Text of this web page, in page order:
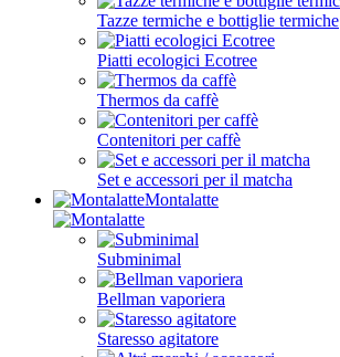
Tazze termiche e bottiglie termiche
Piatti ecologici Ecotree
Thermos da caffè
Contenitori per caffè
Set e accessori per il matcha
Montalatte
Subminimal
Bellman vaporiera
Staresso agitatore